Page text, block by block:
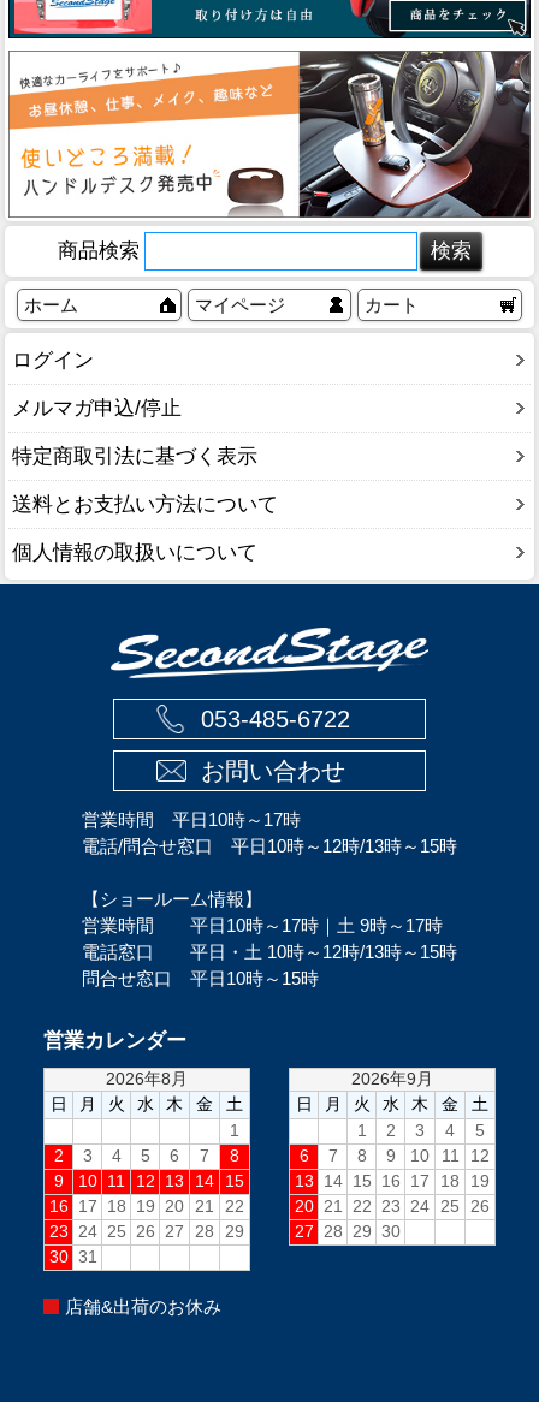
商品検索
ホーム マイページ カート
ログイン
メルマガ申込/停止
特定商取引法に基づく表示
送料とお支払い方法について
個人情報の取扱いについて
053-485-6722
お問い合わせ
営業時間 平日10時～17時
電話/問合せ窓口 平日10時～12時/13時～15時
【ショールーム情報】
営業時間 平日10時～17時｜土 9時～17時
電話窓口 平日・土 10時～12時/13時～15時
問合せ窓口 平日10時～15時
営業カレンダー
店舗&出荷のお休み